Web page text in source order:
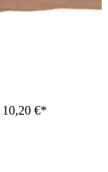
10,20 €*